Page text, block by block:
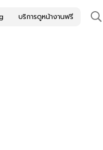
บริการดูหน้างานฟรี